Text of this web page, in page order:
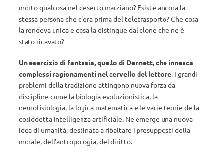
morto qualcosa nel deserto marziano? Esiste ancora la
stessa persona che c’era prima del teletrasporto? Che cosa
la rendeva unica e cosa la distingue dal clone che ne è
stato ricavato?
Un esercizio di fantasia, quello di Dennett, che innesca
complessi ragionamenti nel cervello del lettore. I grandi
problemi della tradizione attingono nuova forza da
discipline come la biologia evoluzionistica, la
neurofisiologia, la logica matematica e le varie teorie della
cosiddetta intelligenza artificiale. Ne emerge una nuova
idea di umanità, destinata a ribaltare i presupposti della
morale, dell’antropologia, del diritto.